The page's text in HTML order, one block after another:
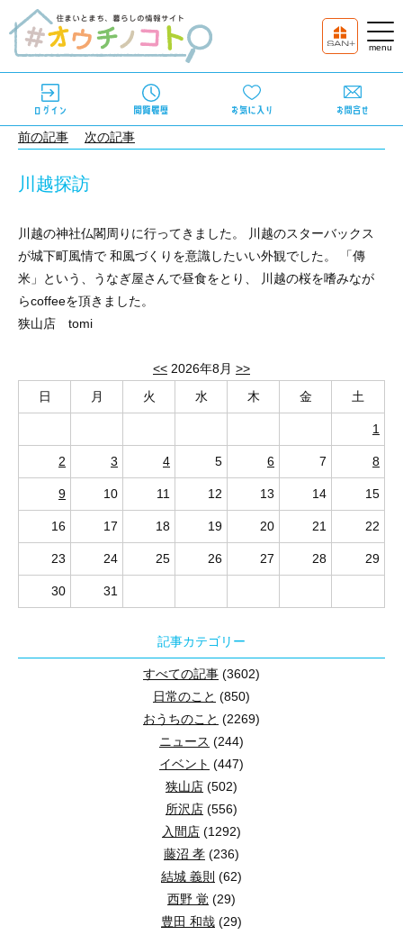
<< 2026年8月 >>
日
月 火 水 木 金 土
1
2 3 4 5 6 7 8
9 10 11 12 13 14 15
16 17 18 19 20 21 22
23 24 25 26 27 28 29
30 31
記事カテゴリー
すべての記事 (3602)
日常のこと (850)
おうちのこと (2269)
ニュース (244)
イベント (447)
狭山店 (502)
所沢店 (556)
入間店 (1292)
藤沼 孝 (236)
結城 義則 (62)
西野 覚 (29)
豊田 和哉 (29)
前の記事 次の記事
川越探訪
川越の神社仏閣周りに行ってきました。 川越のスターバックス
が城下町風情で 和風づくりを意識したいい外観でした。 「傳
米」という、うなぎ屋さんで昼食をとり、 川越の桜を嗜みなが
らcoffeeを頂きました。
狭山店 tomi